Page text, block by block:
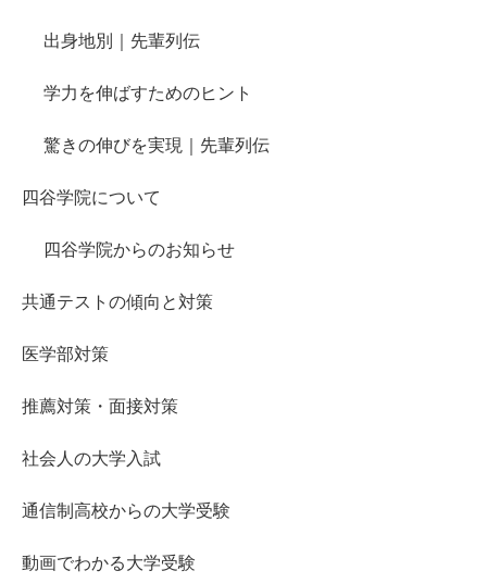
出身地別｜先輩列伝
学力を伸ばすためのヒント
驚きの伸びを実現｜先輩列伝
四谷学院について
四谷学院からのお知らせ
共通テストの傾向と対策
医学部対策
推薦対策・面接対策
社会人の大学入試
通信制高校からの大学受験
動画でわかる大学受験